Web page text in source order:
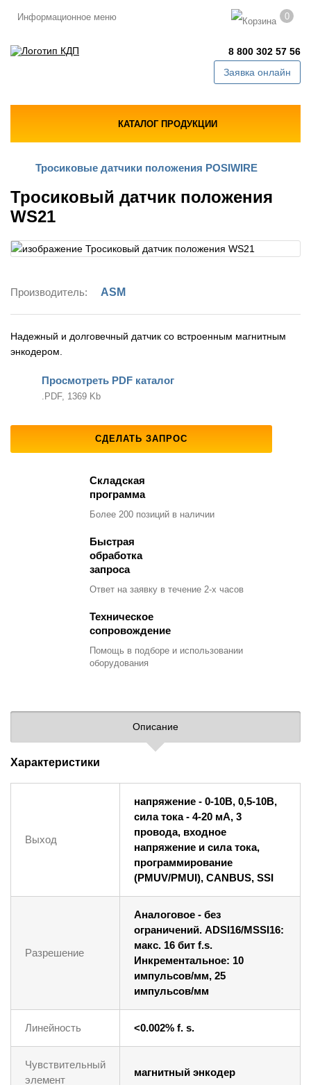
Информационное меню 0
8 800 302 57 56
Заявка онлайн
КАТАЛОГ ПРОДУКЦИИ
Тросиковые датчики положения POSIWIRE
Тросиковый датчик положения
WS21
Производитель: ASM
Надежный и долговечный датчик со встроенным магнитным
энкодером.
Просмотреть PDF каталог
.PDF, 1369 Kb
СДЕЛАТЬ ЗАПРОС
Складская
программа
Более 200 позиций в наличии
Быстрая
обработка
запроса
Ответ на заявку в течение 2-х часов
Техническое
сопровождение
Помощь в подборе и использовании
оборудования
Описание
Характеристики
Выход
напряжение - 0-10В, 0,5-10В,
сила тока - 4-20 мА, 3
провода, входное
напряжение и сила тока,
программирование
(PMUV/PMUI), CANBUS, SSI
Разрешение
Аналоговое - без
ограничений. ADSI16/MSSI16:
макс. 16 бит f.s.
Инкрементальное: 10
импульсов/мм, 25
импульсов/мм
Линейность <0.002% f. s.
Чувствительный
элемент
магнитный энкодер